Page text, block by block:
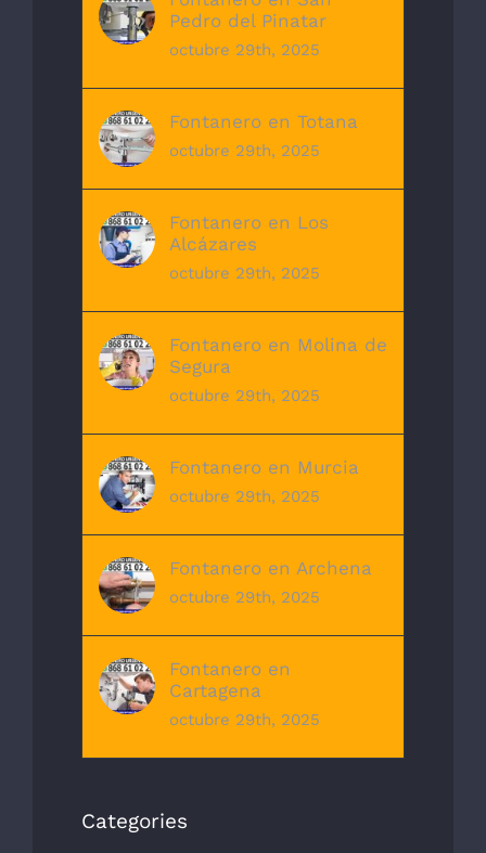
Pedro del Pinatar
octubre 29th, 2025
Fontanero en Totana
octubre 29th, 2025
Fontanero en Los
Alcázares
octubre 29th, 2025
Fontanero en Molina de
Segura
octubre 29th, 2025
Fontanero en Murcia
octubre 29th, 2025
Fontanero en Archena
octubre 29th, 2025
Fontanero en
Cartagena
octubre 29th, 2025
Categories